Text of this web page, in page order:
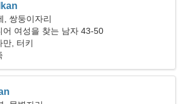
, 쌍둥이자리
어 여성을 찾는 남자 43-50
만, 터키